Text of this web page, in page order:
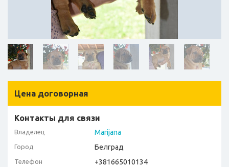
Цена договорная
Контакты для связи
Владелец Marijana
Город Белград
Телефон +381665010134